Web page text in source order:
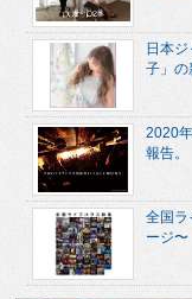
日本
子」の
2020
報告。
全国ラ
ージ〜